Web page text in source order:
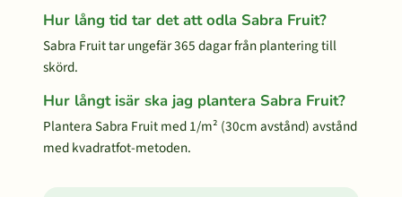
Hur lång tid tar det att odla Sabra Fruit?
Sabra Fruit tar ungefär 365 dagar från plantering till
skörd.
Hur långt isär ska jag plantera Sabra Fruit?
Plantera Sabra Fruit med 1/m² (30cm avstånd) avstånd
med kvadratfot-metoden.